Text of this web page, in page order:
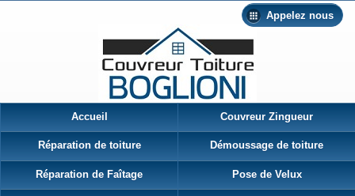
Appelez nous
Accueil Couvreur Zingueur
Réparation de toiture Démoussage de toiture
Réparation de Faîtage Pose de Velux